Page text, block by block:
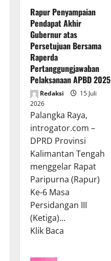
Rapur Penyampaian
Pendapat Akhir
Gubernur atas
Persetujuan Bersama
Raperda
Pertanggungjawaban
Pelaksanaan APBD 2025
Redaksi
15 Juli
2026
Palangka Raya,
introgator.com –
DPRD Provinsi
Kalimantan Tengah
menggelar Rapat
Paripurna (Rapur)
Ke-6 Masa
Persidangan III
(Ketiga)...
Klik BacaRead